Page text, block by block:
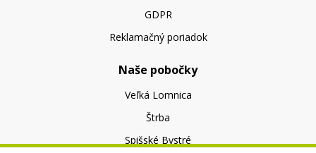
GDPR
Reklamačný poriadok
Naše pobočky
Veľká Lomnica
Štrba
Spišské Bystré